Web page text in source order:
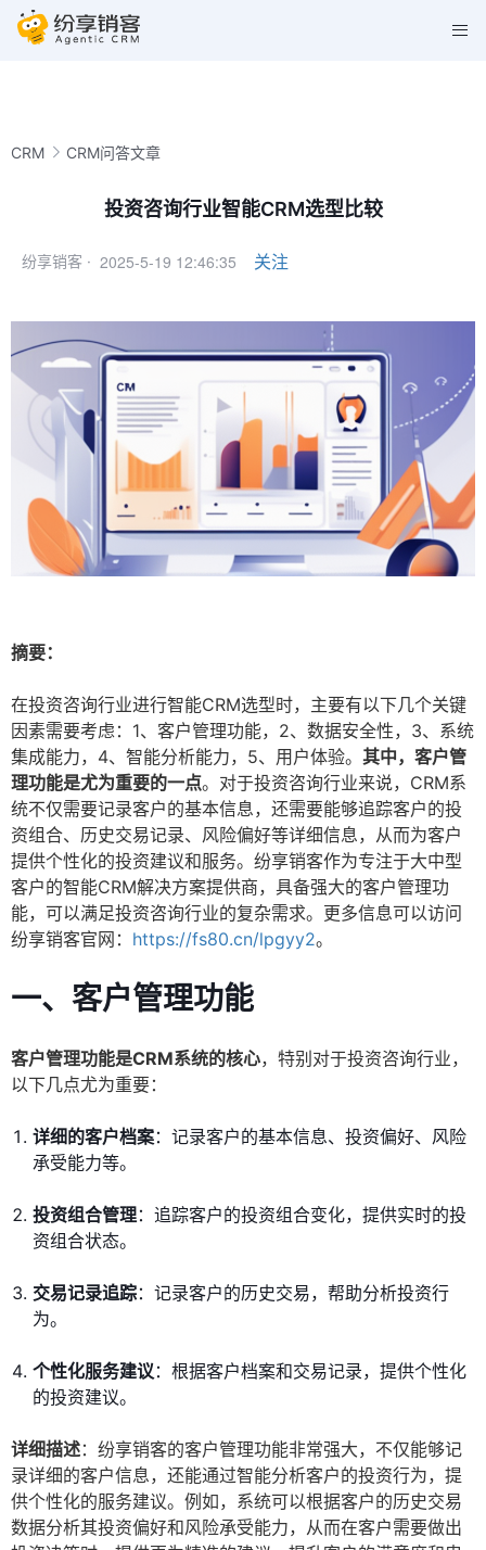
CRM CRM问答文章
投资咨询行业智能CRM选型比较
纷享销客 · 2025-5-19 12:46:35 关注
摘要：
在投资咨询行业进行智能CRM选型时，主要有以下几个关键
因素需要考虑：1、客户管理功能，2、数据安全性，3、系统
集成能力，4、智能分析能力，5、用户体验。 其中，客户管
理功能是尤为重要的一点。对于投资咨询行业来说，CRM系
统不仅需要记录客户的基本信息，还需要能够追踪客户的投
资组合、历史交易记录、风险偏好等详细信息，从而为客户
提供个性化的投资建议和服务。纷享销客作为专注于大中型
客户的智能CRM解决方案提供商，具备强大的客户管理功
能，可以满足投资咨询行业的复杂需求。更多信息可以访问
纷享销客官网： https://fs80.cn/lpgyy2。
一、客户管理功能
客户管理功能是CRM系统的核心，特别对于投资咨询行业，
以下几点尤为重要：
详细的客户档案：记录客户的基本信息、投资偏好、风险
承受能力等。
投资组合管理：追踪客户的投资组合变化，提供实时的投
资组合状态。
交易记录追踪：记录客户的历史交易，帮助分析投资行
为。
个性化服务建议：根据客户档案和交易记录，提供个性化
的投资建议。
详细描述：纷享销客的客户管理功能非常强大，不仅能够记
录详细的客户信息，还能通过智能分析客户的投资行为，提
供个性化的服务建议。例如，系统可以根据客户的历史交易
数据分析其投资偏好和风险承受能力，从而在客户需要做出